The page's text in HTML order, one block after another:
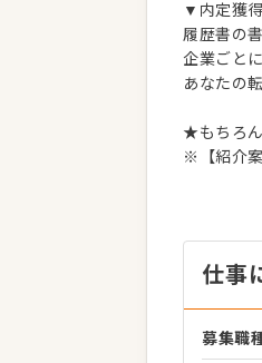
▼内定獲
履歴書の
企業ごと
あなたの
★もちろ
※【紹介
仕事
募集職